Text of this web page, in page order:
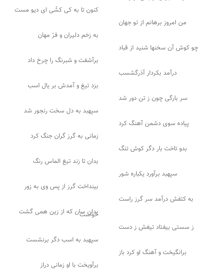
کنون تا به کی کشّی ای دیو مست
من امروز برهانم از تو جهان
به زخم دلیران و فرّ مهان
چو کوش آن سخنها شنید از قباد
برآشفت و شبرنگ را چرخ داد
درآمد بکردار آذرگشسب
بزد تیغ و آمدش بر یال اسب
سر بارگی چون ز تن دور شد
سپهبد به دل سخت رنجور شد
پیاده سوی دشمن آهنگ کرد
زمانی به گرز گران جنگ کرد
بدو تاخت بار دگر کوش تنگ
بدان تا زند تیغ الماس رنگ
سپهبد برآورد یکباره شور
بینداخت گرز از پس وی به زور
به کتفش درآمد سر گرز راست
بدان سان که از زین همی گشت
خواست
ز سستی بیفتاد تیغش ز دست
سپهبد به اسب دگر برنشست
برانگیخت و آهنگ او کرد باز
برآویخت با او زمانی دراز